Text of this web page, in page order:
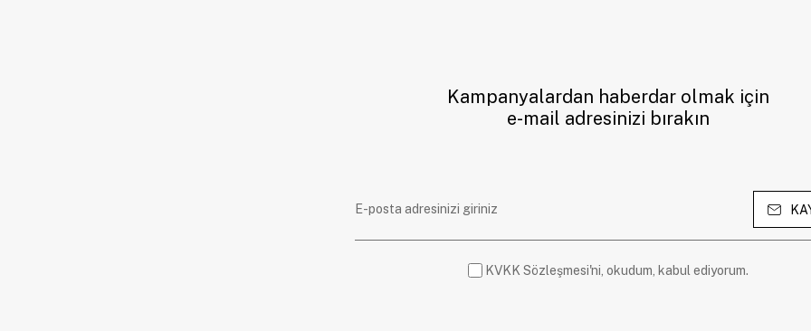
Kampanyalardan haberdar olmak için
e-mail adresinizi bırakın
KVKK Sözleşmesi'ni, okudum, kabul ediyorum.